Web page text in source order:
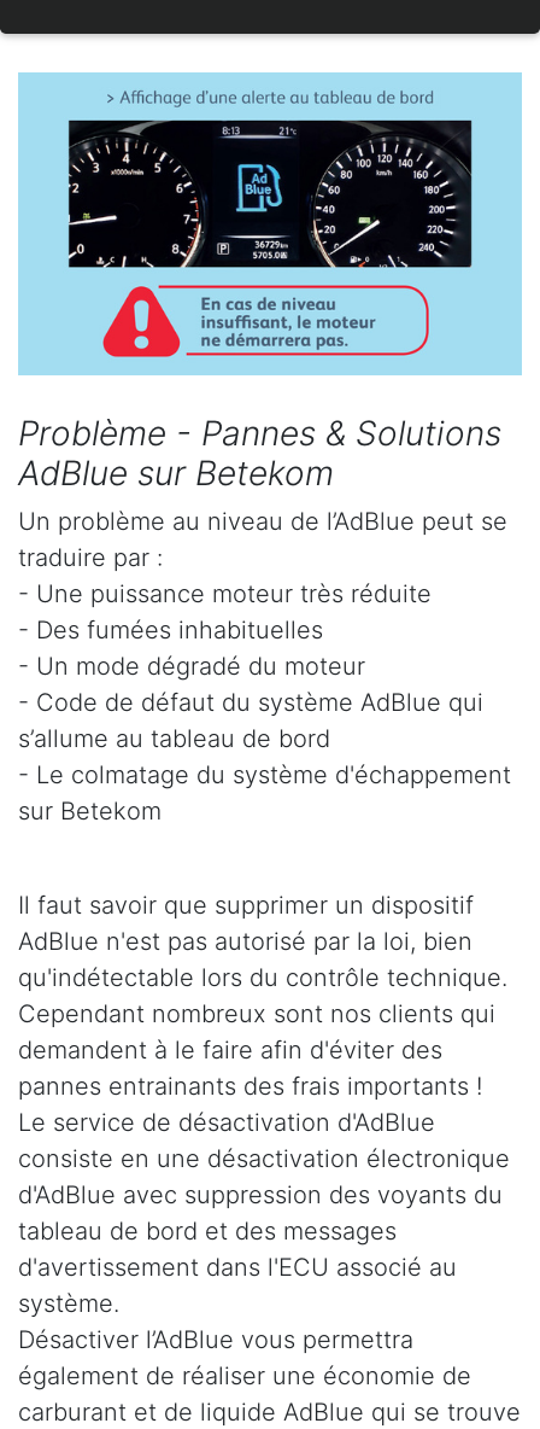
Problème - Pannes & Solutions
AdBlue sur Betekom
Un problème au niveau de l’AdBlue peut se
traduire par :
- Une puissance moteur très réduite
- Des fumées inhabituelles
- Un mode dégradé du moteur
- Code de défaut du système AdBlue qui
s’allume au tableau de bord
- Le colmatage du système d'échappement
sur Betekom
Il faut savoir que supprimer un dispositif
AdBlue n'est pas autorisé par la loi, bien
qu'indétectable lors du contrôle technique.
Cependant nombreux sont nos clients qui
demandent à le faire afin d'éviter des
pannes entrainants des frais importants !
Le service de désactivation d'AdBlue
consiste en une désactivation électronique
d'AdBlue avec suppression des voyants du
tableau de bord et des messages
d'avertissement dans l'ECU associé au
système.
Désactiver l’AdBlue vous permettra
également de réaliser une économie de
carburant et de liquide AdBlue qui se trouve